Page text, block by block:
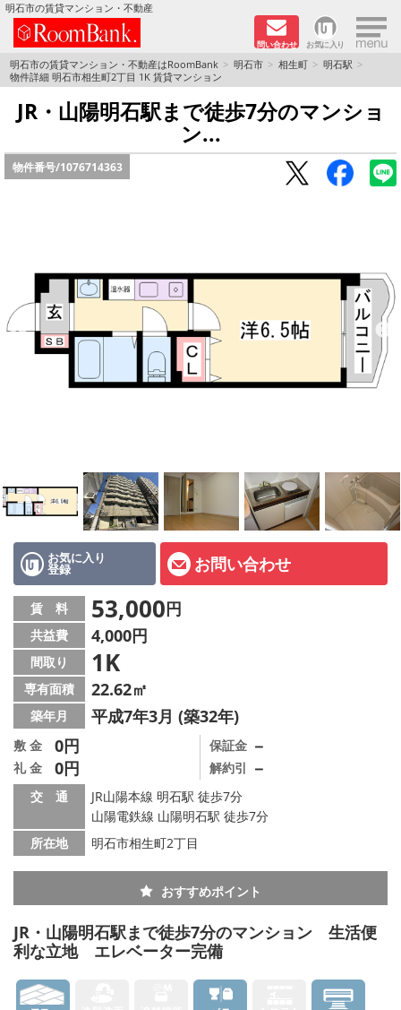
明石市の賃貸マンション・不動産
問い合わせ お気に入り ×
TOPページ
分譲マンションシリーズ
リノベーション物件
路線·駅から探す
地域から探す
LINE公式アカウント
店舗情報·アクセス
会社概要
メールでお問い合わせ
明石市の賃貸マンション・不動産はRoomBank 明石市 相生町
明石駅
物件詳細 明石市相生町2丁目 1K 賃貸マンション
JR・山陽明石駅まで徒歩7分のマンショ
ン...
物件番号/1076714363
お気に入り
登録 お問い合わせ
賃 料 53,000円
共益費 4,000円
間取り 1K
専有面積 22.62㎡
築年月 平成7年3月 (築32年)
敷 金 0円
礼 金 0円
保証金 －
解約引 －
交 通
JR山陽本線 明石駅 徒歩7分
山陽電鉄線 山陽明石駅 徒歩7分
所在地
明石市相生町2丁目
おすすめポイント
JR・山陽明石駅まで徒歩7分のマンション 生活便
利な立地 エレベーター完備